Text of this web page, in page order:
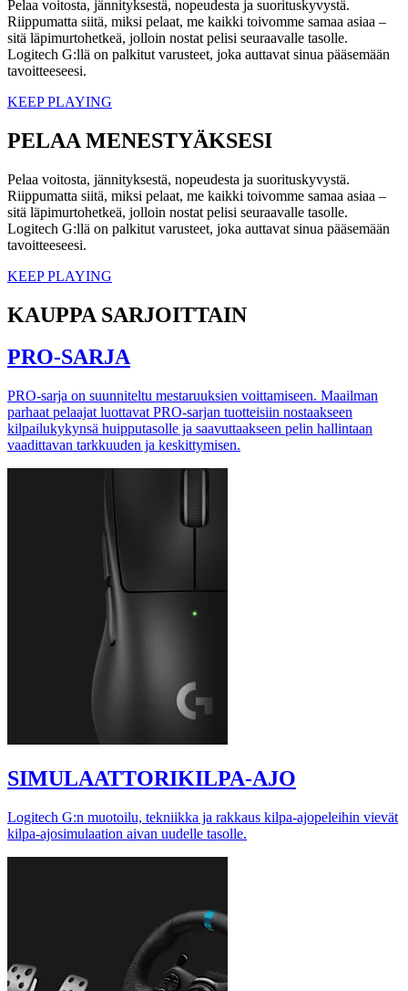
Pelaa voitosta, jännityksestä, nopeudesta ja suorituskyvystä.
Riippumatta siitä, miksi pelaat, me kaikki toivomme samaa asiaa –
sitä läpimurtohetkeä, jolloin nostat pelisi seuraavalle tasolle.
Logitech G:llä on palkitut varusteet, joka auttavat sinua pääsemään
tavoitteeseesi.
KEEP PLAYING
PELAA MENESTYÄKSESI
Pelaa voitosta, jännityksestä, nopeudesta ja suorituskyvystä.
Riippumatta siitä, miksi pelaat, me kaikki toivomme samaa asiaa –
sitä läpimurtohetkeä, jolloin nostat pelisi seuraavalle tasolle.
Logitech G:llä on palkitut varusteet, joka auttavat sinua pääsemään
tavoitteeseesi.
KEEP PLAYING
KAUPPA SARJOITTAIN
PRO-SARJA
PRO-sarja on suunniteltu mestaruuksien voittamiseen. Maailman
parhaat pelaajat luottavat PRO-sarjan tuotteisiin nostaakseen
kilpailukykynsä huipputasolle ja saavuttaakseen pelin hallintaan
vaadittavan tarkkuuden ja keskittymisen.
SIMULAATTORIKILPA-AJO
Logitech G:n muotoilu, tekniikka ja rakkaus kilpa-ajopeleihin vievät
kilpa-ajosimulaation aivan uudelle tasolle.